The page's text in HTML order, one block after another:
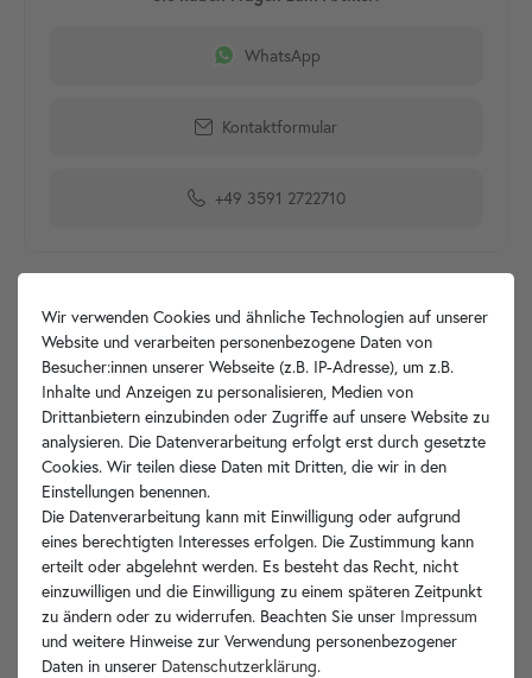
WhatsApp
Kontaktformular
+49 3591 2722710
Produktdetails
Artikelbeschreibung
Hersteller-Info
Ihre Vorteile
Wir verwenden Cookies und ähnliche Technologien auf unserer
Website und verarbeiten personenbezogene Daten von
Besucher:innen unserer Webseite (z.B. IP-Adresse), um z.B.
Inhalte und Anzeigen zu personalisieren, Medien von
Drittanbietern einzubinden oder Zugriffe auf unsere Website zu
analysieren. Die Datenverarbeitung erfolgt erst durch gesetzte
Cookies. Wir teilen diese Daten mit Dritten, die wir in den
Einstellungen benennen.
Die Datenverarbeitung kann mit Einwilligung oder aufgrund
eines berechtigten Interesses erfolgen. Die Zustimmung kann
erteilt oder abgelehnt werden. Es besteht das Recht, nicht
einzuwilligen und die Einwilligung zu einem späteren Zeitpunkt
zu ändern oder zu widerrufen. Beachten Sie unser Impressum
und weitere Hinweise zur Verwendung personenbezogener
Daten in unserer Daten­schutz­erklärung.